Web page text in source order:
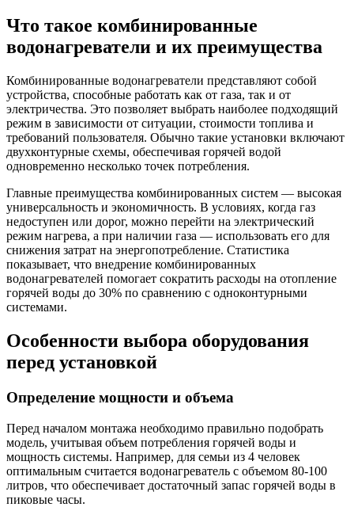
Что такое комбинированные
водонагреватели и их преимущества
Комбинированные водонагреватели представляют собой
устройства, способные работать как от газа, так и от
электричества. Это позволяет выбрать наиболее подходящий
режим в зависимости от ситуации, стоимости топлива и
требований пользователя. Обычно такие установки включают
двухконтурные схемы, обеспечивая горячей водой
одновременно несколько точек потребления.
Главные преимущества комбинированных систем — высокая
универсальность и экономичность. В условиях, когда газ
недоступен или дорог, можно перейти на электрический
режим нагрева, а при наличии газа — использовать его для
снижения затрат на энергопотребление. Статистика
показывает, что внедрение комбинированных
водонагревателей помогает сократить расходы на отопление
горячей воды до 30% по сравнению с одноконтурными
системами.
Особенности выбора оборудования
перед установкой
Определение мощности и объема
Перед началом монтажа необходимо правильно подобрать
модель, учитывая объем потребления горячей воды и
мощность системы. Например, для семьи из 4 человек
оптимальным считается водонагреватель с объемом 80-100
литров, что обеспечивает достаточный запас горячей воды в
пиковые часы.